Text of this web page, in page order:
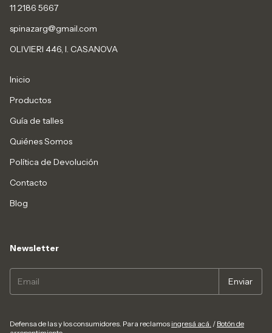
11 2186 5667
spinazarg@gmail.com
OLIVIERI 446, I. CASANOVA
Inicio
Productos
Guía de talles
Quiénes Somos
Política de Devolución
Contacto
Blog
Newsletter
Defensa de las y los consumidores. Para reclamos ingresá acá. / Botón de